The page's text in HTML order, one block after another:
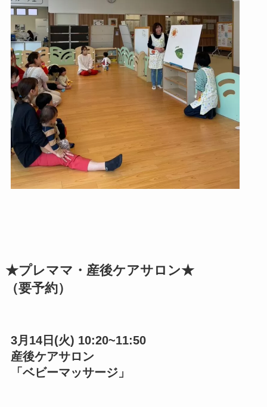
★プレママ・産後ケアサロン★
（要予約）
3月14日(火) 10:20~11:50
産後ケアサロン
「ベビーマッサージ」